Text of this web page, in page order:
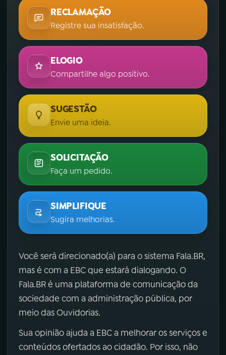
RECLAMAÇÃO
Registre sua insatisfação.
ELOGIO
Compartilhe algo positivo.
SUGESTÃO
Envie uma ideia.
SOLICITAÇÃO
Faça um pedido.
SIMPLIFIQUE
Sugira melhorias.
Você será direcionado(a) para o sistema Fala.BR,
mas é com a EBC que estará dialogando. O
Fala.BR é uma plataforma de comunicação da
sociedade com a administração pública, por
meio das Ouvidorias.
Sua opinião ajuda a EBC a melhorar os serviços e
conteúdos ofertados ao cidadão. Por isso, não